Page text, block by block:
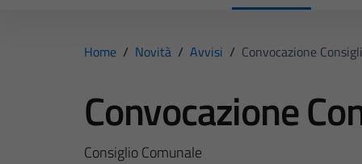
Home / Novità / Avvisi / Convocazione
Convocazione
Consiglio Comunale